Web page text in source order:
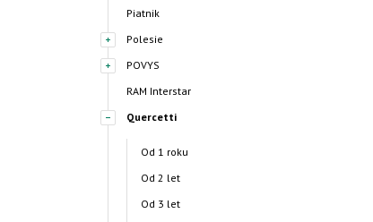
Piatnik
Polesie
POVYS
RAM Interstar
Quercetti
Od 1 roku
Od 2 let
Od 3 let